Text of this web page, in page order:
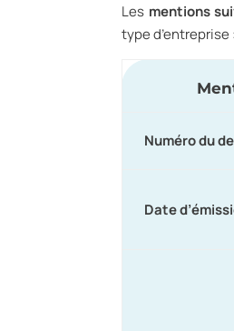
Les mentions
type d’entreprise :
Numéro du
Date